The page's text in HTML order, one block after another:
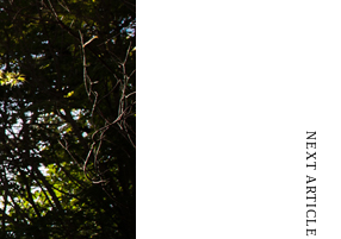
NEXT ARTICLE